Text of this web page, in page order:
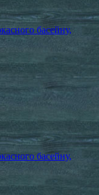
басейну,
басейну,